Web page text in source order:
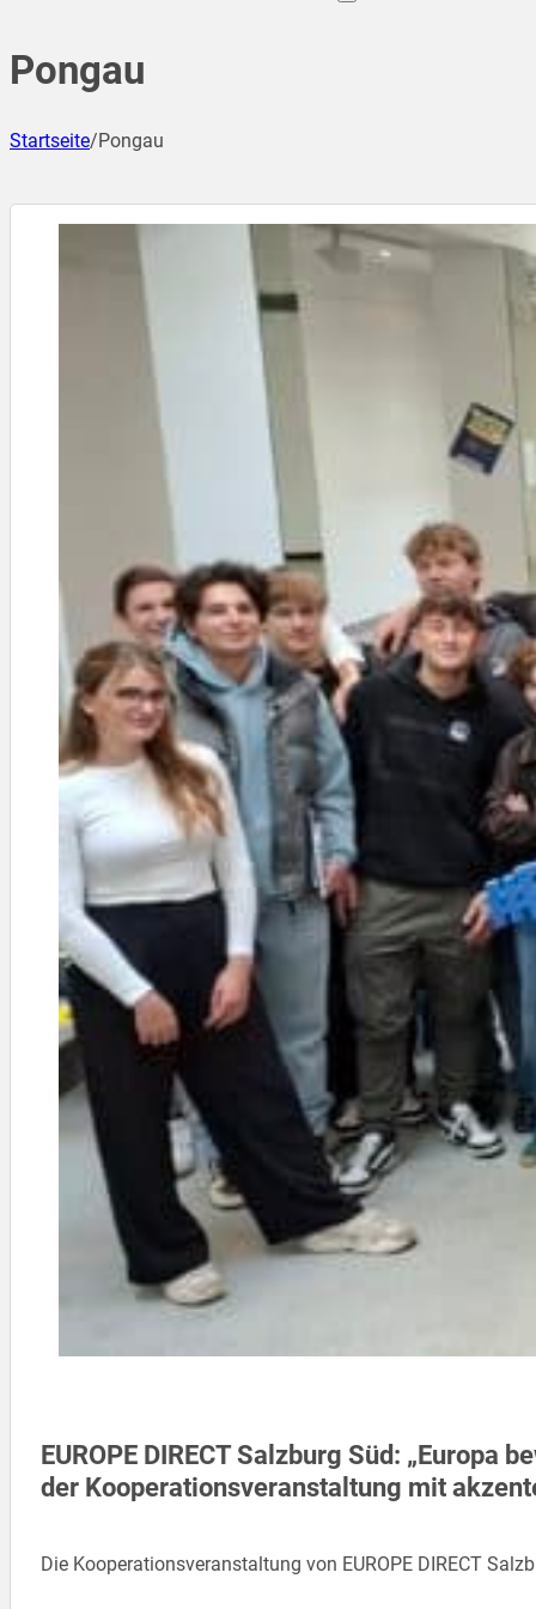
Pongau
Startseite/Pongau
EUROPE DIRECT Salzburg Süd:
der Kooperationsveranstaltung mit
Die Kooperationsveranstaltung von EUROPE DIRECT